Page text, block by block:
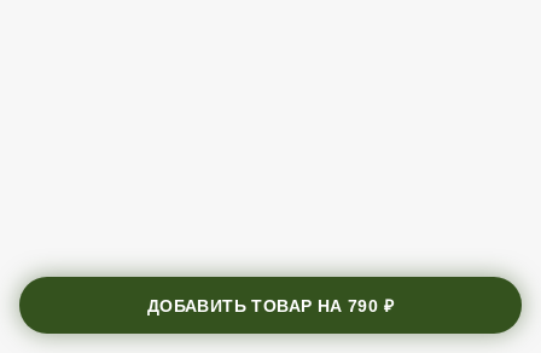
ДОБАВИТЬ ТОВАР НА790 ₽